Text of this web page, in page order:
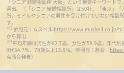
「シニア 結婚相談所 大阪」という検索キーワード
選出。（「シニア 結婚相談所」は50社、「東京」
所、ミドルやシニアの男性を受け付けていない相談
す。
※2参照元：ムスベル https://www.musbell.co.jp/
から算出
※3平均年齢は男性が62.7歳、女性が59.9歳。年代
0代34.7％、70歳以上13.8％。参照元：茜会
点茜会発表）